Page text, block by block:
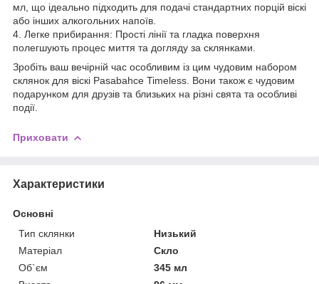
мл, що ідеально підходить для подачі стандартних порцій віскі
або інших алкогольних напоїв.
4. Легке прибирання: Прості лінії та гладка поверхня
полегшують процес миття та догляду за склянками.
Зробіть ваш вечірній час особливим із цим чудовим набором
склянок для віскі Pasabahce Timeless. Вони також є чудовим
подарунком для друзів та близьких на різні свята та особливі
події.
Приховати
Характеристики
Основні
Тип склянки
Низький
Матеріал
Скло
Об`єм
345 мл